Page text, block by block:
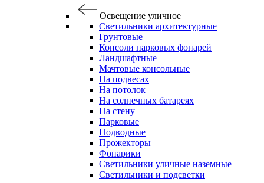
Освещение уличное
Светильники архитектурные
Грунтовые
Консоли парковых фонарей
Ландшафтные
Мачтовые консольные
На подвесах
На потолок
На солнечных батареях
На стену
Парковые
Подводные
Прожекторы
Фонарики
Светильники уличные наземные
Светильники и подсветки